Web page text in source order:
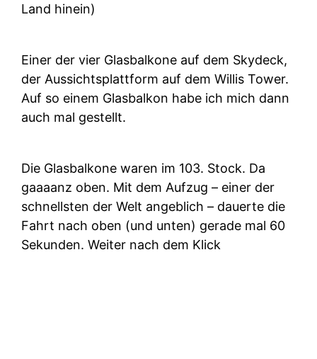
Land hinein)
Einer der vier Glasbalkone auf dem Skydeck,
der Aussichtsplattform auf dem Willis Tower.
Auf so einem Glasbalkon habe ich mich dann
auch mal gestellt.
Die Glasbalkone waren im 103. Stock. Da
gaaaanz oben. Mit dem Aufzug – einer der
schnellsten der Welt angeblich – dauerte die
Fahrt nach oben (und unten) gerade mal 60
Sekunden. Weiter nach dem Klick